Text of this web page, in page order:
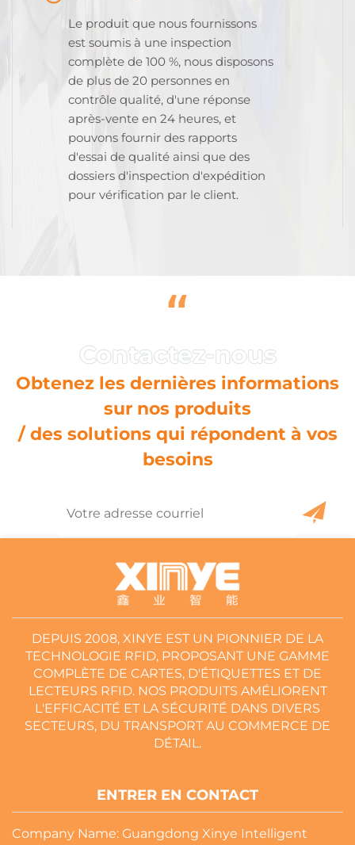
Le produit que nous fournissons
est soumis à une inspection
complète de 100 %, nous disposons
de plus de 20 personnes en
contrôle qualité, d'une réponse
après-vente en 24 heures, et
pouvons fournir des rapports
d'essai de qualité ainsi que des
dossiers d'inspection d'expédition
pour vérification par le client.
“
Obtenez les dernières informations
sur nos produits
/ des solutions qui répondent à vos
besoins
DEPUIS 2008, XINYE EST UN PIONNIER DE LA
TECHNOLOGIE RFID, PROPOSANT UNE GAMME
COMPLÈTE DE CARTES, D'ÉTIQUETTES ET DE
LECTEURS RFID. NOS PRODUITS AMÉLIORENT
L'EFFICACITÉ ET LA SÉCURITÉ DANS DIVERS
SECTEURS, DU TRANSPORT AU COMMERCE DE
DÉTAIL.
ENTRER EN CONTACT
Company Name: Guangdong Xinye Intelligent